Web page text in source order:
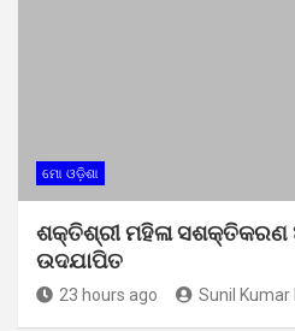
ମୋ ଓଡ଼ିଶା
ଶକ୍ତିଶ୍ରୀ ମହିଳା ସଶକ୍ତିକରଣ
ଉଦଯାପିତ
23 hours ago Sunil